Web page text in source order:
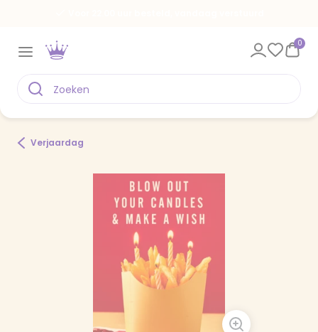
0
Verjaardag